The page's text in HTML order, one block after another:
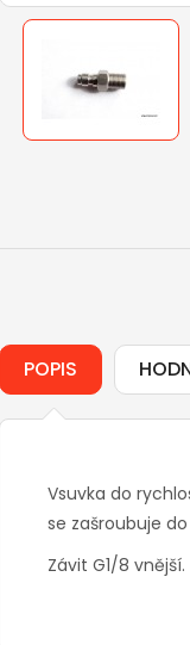
POPIS
Vsuvka do
se zašroubuje
Závit G1/8 vnější.